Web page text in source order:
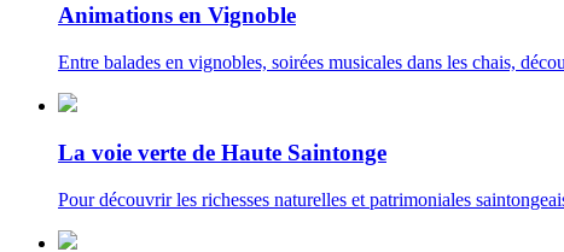
Animations en Vignoble
Entre balades en vignobles, soirées musicales dans les chais,
La voie verte de Haute Saintonge
Pour découvrir les richesses naturelles et patrimoniales